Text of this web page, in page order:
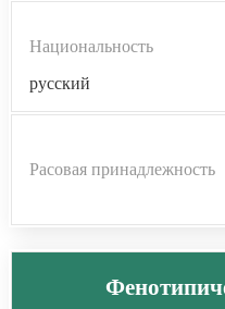
Национальность
русский
Расовая принадлежность